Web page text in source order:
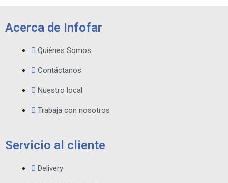
Acerca de Infofar
Quiénes Somos
Contáctanos
Nuestro local
Trabaja con nosotros
Servicio al cliente
Delivery